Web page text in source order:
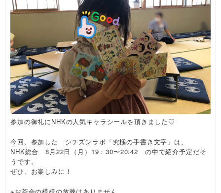
参加の御礼にNHKの人気キャラシールを頂きました♡
今回、参加した シチズンラボ「究極の手書き文字」は、
NHK総合 8月22日（月）19：30〜20:42 の中で紹介予定だそ
うです。
ぜひ、お楽しみに！